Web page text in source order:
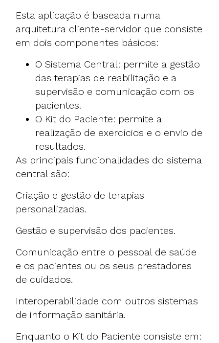
Esta aplicação é baseada numa
arquitetura cliente-servidor que consiste
em dois componentes básicos:
O Sistema Central: permite a gestão
das terapias de reabilitação e a
supervisão e comunicação com os
pacientes.
O Kit do Paciente: permite a
realização de exercícios e o envio de
resultados.
As principais funcionalidades do sistema
central são:
Criação e gestão de terapias
personalizadas.
Gestão e supervisão dos pacientes.
Comunicação entre o pessoal de saúde
e os pacientes ou os seus prestadores
de cuidados.
Interoperabilidade com outros sistemas
de informação sanitária.
Enquanto o Kit do Paciente consiste em: